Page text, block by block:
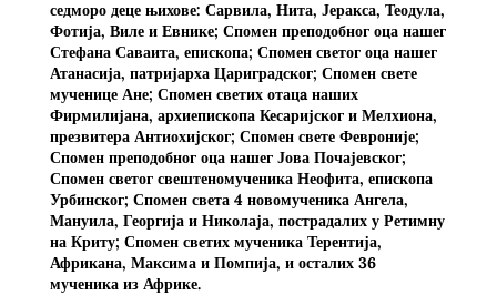
седморо деце њихове: Сарвила, Нита, Јеракса, Теодула,
Фотија, Виле и Евнике; Спомен преподобног оца нашег
Стефана Саваита, епископа; Спомен светог оца нашег
Атанасија, патријарха Цариградског; Спомен свете
мученице Ане; Спомен светих отацa наших
Фирмилијана, архиепископа Кесаријског и Мелхиона,
презвитера Антиохијског; Спомен свете Февроније;
Спомен преподобног оца нашег Јова Почајевског;
Спомен светог свештеномученика Неофита, епископа
Урбинског; Спомен света 4 новомученика Ангела,
Мануила, Георгија и Николаја, пострадалих у Ретимну
на Криту; Спомен светих мученика Терентија,
Африкана, Максима и Помпија, и осталих 36
мученика из Африке.